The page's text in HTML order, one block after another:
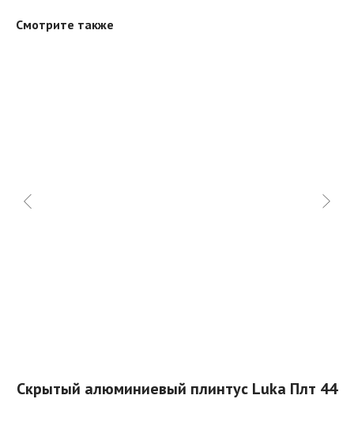
Смотрите также
Скрытый алюминиевый плинтус Luka Плт 44